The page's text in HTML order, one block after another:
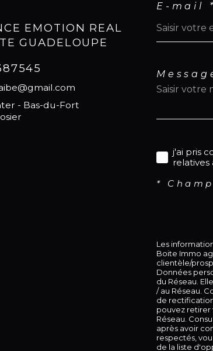
EMOTION REAL
GUADELOUPE
- Bas-du-Fort
E-mail *
j'ai pris
*
Les
Boite Immo
clientèle/
Données
du Réseau.
/ au Réseau.
de
pouvez retirer
Réseau.
après avoir
respectés,
de la liste